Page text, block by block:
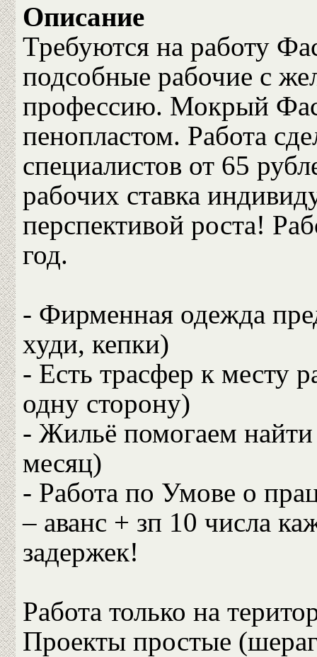
Описание
Требуются на работу
подсобные рабочие с
профессию. Мокрый
пенопластом. Работа
специалистов от 65
рабочих ставка
перспективой роста!
год.
- Фирменная одежда
худи, кепки)
- Есть трасфер к месту
одну сторону)
- Жильё помогаем
месяц)
- Работа по Умове о
– аванс + зп 10 числа
задержек!
Работа только на
Проекты простые